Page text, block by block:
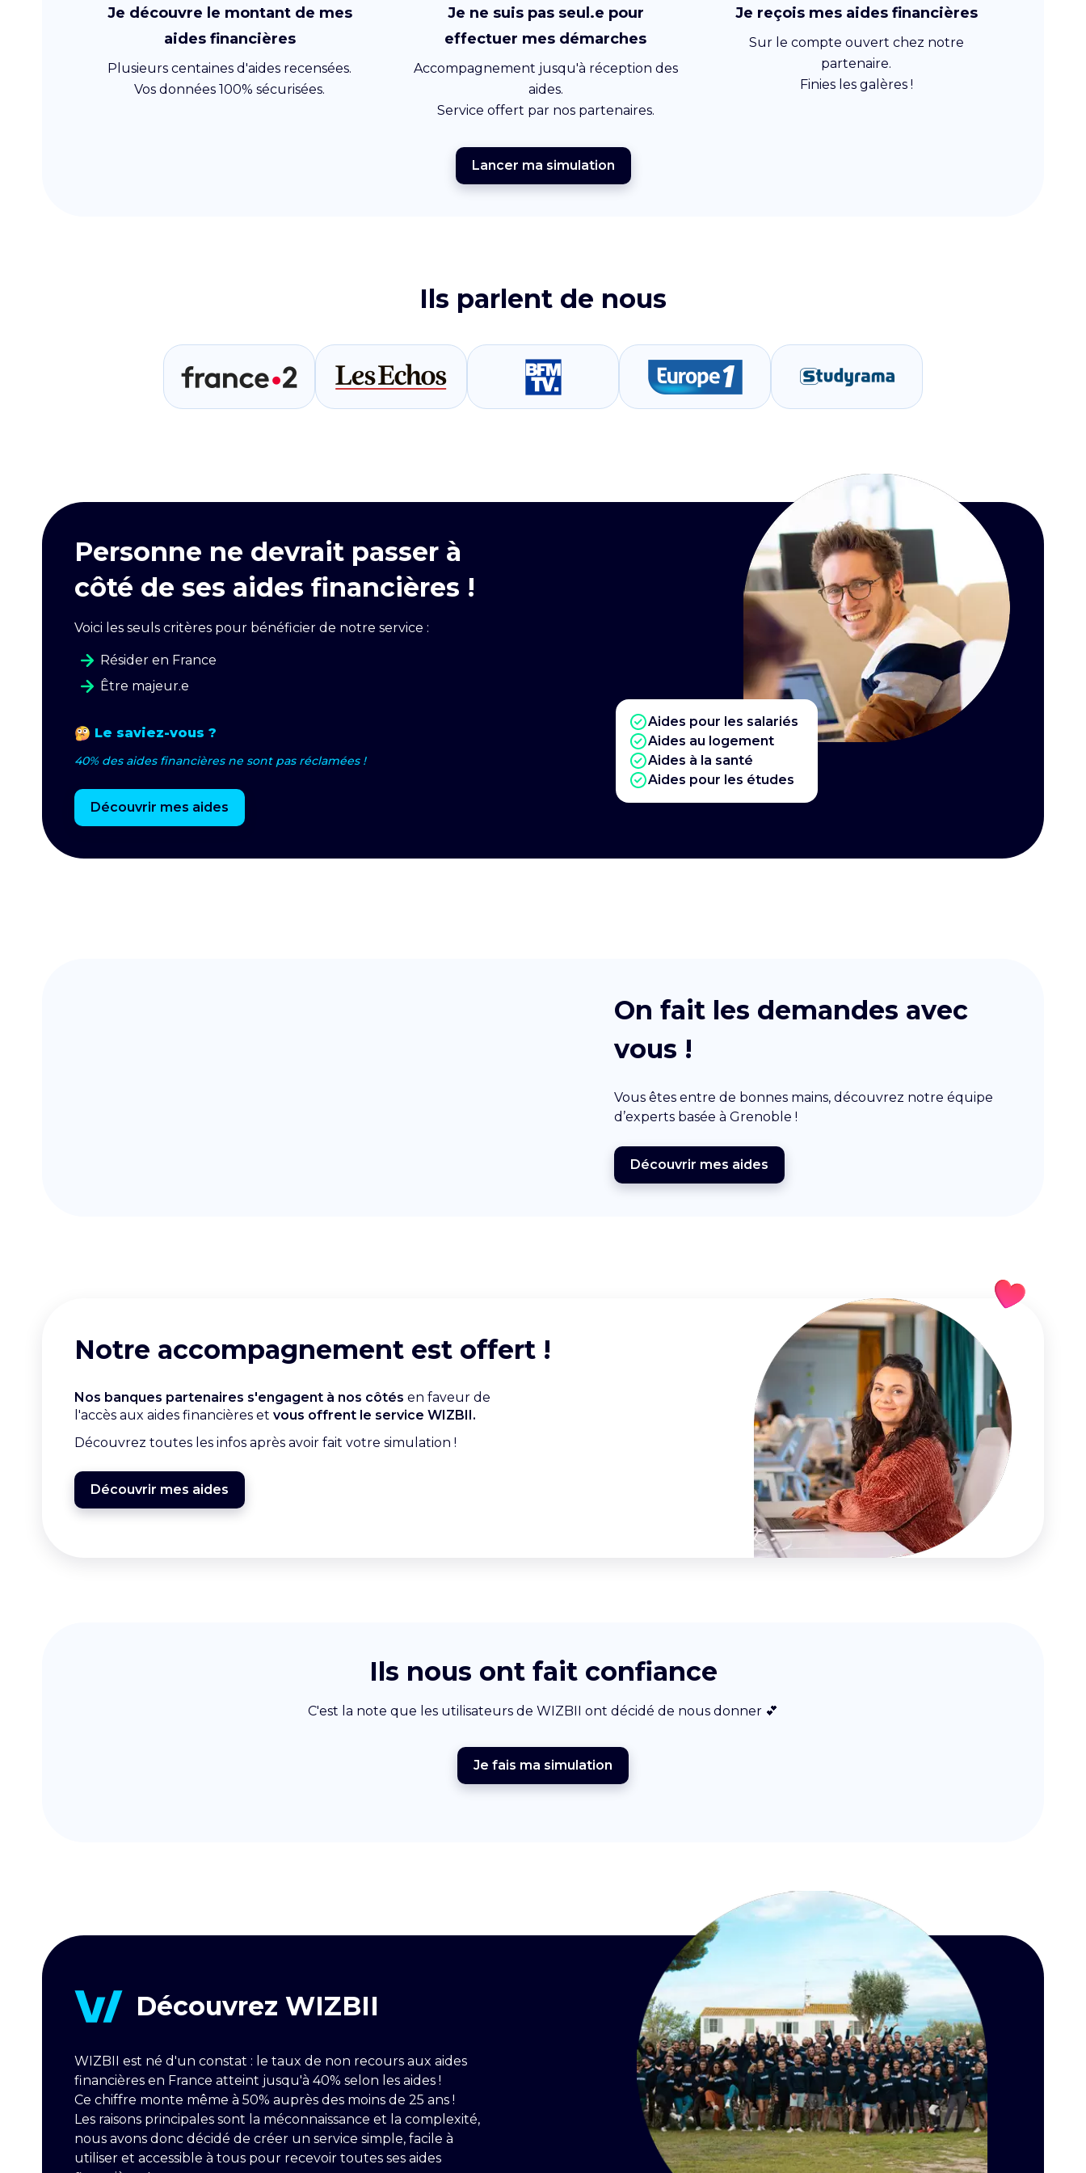
Je découvre le montant de mes
aides financières
Plusieurs centaines d'aides recensées.
Vos données 100% sécurisées.
Je ne suis pas seul.e pour
effectuer mes démarches
Accompagnement jusqu'à réception des
aides.
Service offert par nos partenaires.
Je reçois mes aides financières
Sur le compte ouvert chez notre
partenaire.
Finies les galères !
Lancer ma simulation
Ils parlent de nous
Personne ne devrait passer à
côté de ses aides financières !
Voici les seuls critères pour bénéficier de notre service :
Résider en France
Être majeur.e
Le saviez-vous ?
40% des aides financières ne sont pas réclamées !
Découvrir mes aides
Aides pour les salariés
Aides au logement
Aides à la santé
Aides pour les études
On fait les demandes avec
vous !
Vous êtes entre de bonnes mains, découvrez notre équipe
d’experts basée à Grenoble !
Découvrir mes aides
Notre accompagnement est offert !
Nos banques partenaires s'engagent à nos côtés en faveur de
l'accès aux aides financières et vous offrent le service WIZBII.
Découvrez toutes les infos après avoir fait votre simulation !
Découvrir mes aides
Ils nous ont fait confiance
C'est la note que les utilisateurs de WIZBII ont décidé de nous donner 💕
Je fais ma simulation
Découvrez WIZBII
WIZBII est né d'un constat : le taux de non recours aux aides
financières en France atteint jusqu'à 40% selon les aides !
Ce chiffre monte même à 50% auprès des moins de 25 ans !
Les raisons principales sont la méconnaissance et la complexité,
nous avons donc décidé de créer un service simple, facile à
utiliser et accessible à tous pour recevoir toutes ses aides